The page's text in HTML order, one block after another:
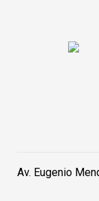
Av. Eugenio